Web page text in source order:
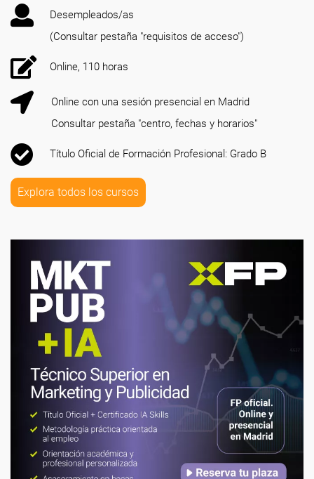
Desempleados/as
(Consultar pestaña "requisitos de acceso")
Online, 110 horas
Online con una sesión presencial en Madrid
Consultar pestaña "centro, fechas y horarios"
Título Oficial de Formación Profesional: Grado B
Explora todos los cursos